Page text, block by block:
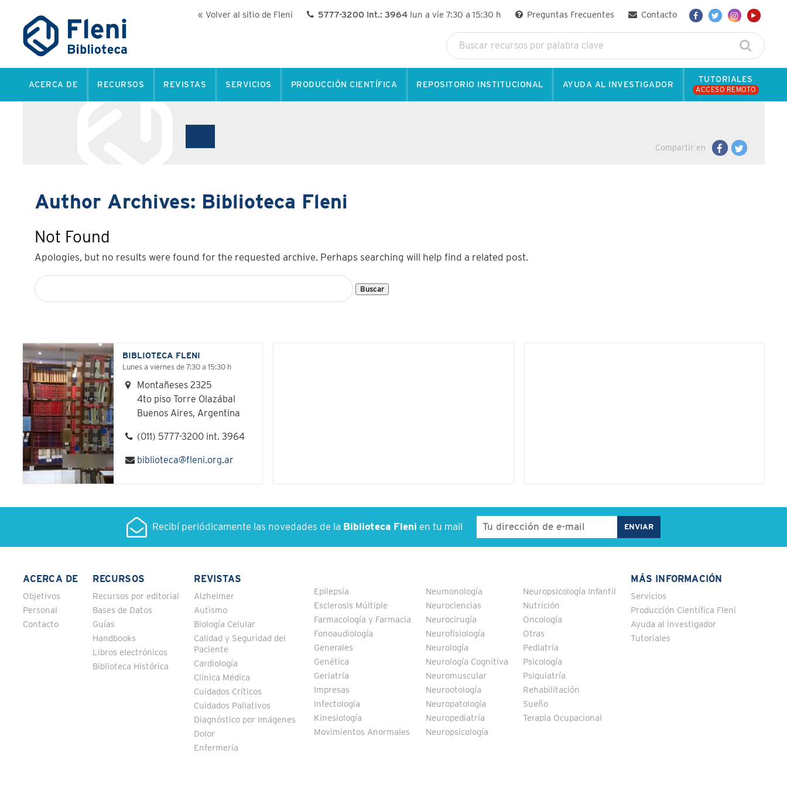
« Volver al sitio de Fleni 5777-3200 Int.: 3964lun a vie 7:30 a 15:30 h Preguntas Frecuentes Contacto
ACERCA DE RECURSOS REVISTAS SERVICIOS PRODUCCIÓN CIENTÍFICA REPOSITORIO INSTITUCIONAL AYUDA AL INVESTIGADOR
TUTORIALES
ACCESO REMOTO
Compartir en
Author Archives: Biblioteca Fleni
Not Found
Apologies, but no results were found for the requested archive. Perhaps searching will help find a related post.
Buscar:
BIBLIOTECA FLENI
Lunes a viernes de 7:30 a 15:30 h
Montañeses 2325
4to piso Torre Olazábal
Buenos Aires, Argentina
(011) 5777-3200 int. 3964
biblioteca@fleni.org.ar
Recibí periódicamente las novedades de la Biblioteca Fleni en tu mail
ACERCA DE
Objetivos
Personal
Contacto
RECURSOS
Recursos por editorial
Bases de Datos
Guías
Handbooks
Libros electrónicos
Biblioteca Histórica
REVISTAS
Alzheimer
Autismo
Biología Celular
Calidad y Seguridad del
Paciente
Cardiología
Clínica Médica
Cuidados Críticos
Cuidados Paliativos
Diagnóstico por Imágenes
Dolor
Enfermería
Epilepsia
Esclerosis Múltiple
Farmacología y Farmacia
Fonoaudiología
Generales
Genética
Geriatría
Impresas
Infectología
Kinesiología
Movimientos Anormales
Neumonología
Neurociencias
Neurocirugía
Neurofisiología
Neurología
Neurología Cognitiva
Neuromuscular
Neurootología
Neuropatología
Neuropediatría
Neuropsicología
Neuropsicología Infantil
Nutrición
Oncología
Otras
Pediatría
Psicología
Psiquiatría
Rehabilitación
Sueño
Terapia Ocupacional
MÁS INFORMACIÓN
Servicios
Producción Científica Fleni
Ayuda al investigador
Tutoriales